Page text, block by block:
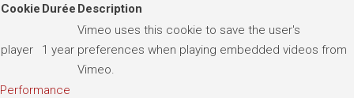
Cookie Durée Description
player 1 year
Vimeo uses this cookie to save the user's
preferences when playing embedded videos from
Vimeo.
Performance